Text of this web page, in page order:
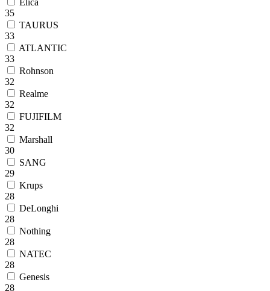
Elica
35
TAURUS
33
ATLANTIC
33
Rohnson
32
Realme
32
FUJIFILM
32
Marshall
30
SANG
29
Krups
28
DeLonghi
28
Nothing
28
NATEC
28
Genesis
28